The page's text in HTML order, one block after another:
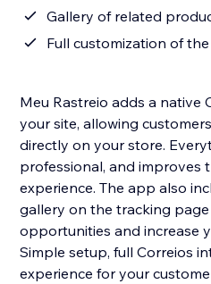
Gallery of related
Full customization of
Meu Rastreio adds a native
your site, allowing
directly on your store.
professional, and improves
experience. The app also
gallery on the tracking
opportunities and increase
Simple setup, full Correios
experience for your